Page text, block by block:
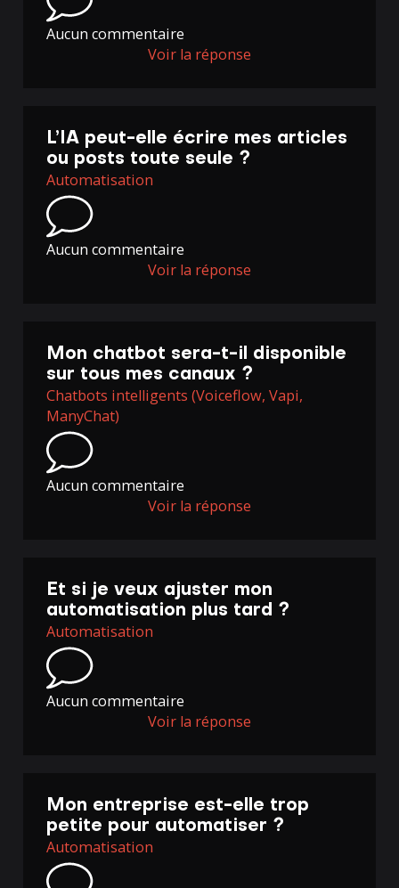
Aucun commentaire
Voir la réponse
L’IA peut-elle écrire mes articles
ou posts toute seule ?
Automatisation
Aucun commentaire
Voir la réponse
Mon chatbot sera-t-il disponible
sur tous mes canaux ?
Chatbots intelligents (Voiceflow, Vapi,
ManyChat)
Aucun commentaire
Voir la réponse
Et si je veux ajuster mon
automatisation plus tard ?
Automatisation
Aucun commentaire
Voir la réponse
Mon entreprise est-elle trop
petite pour automatiser ?
Automatisation